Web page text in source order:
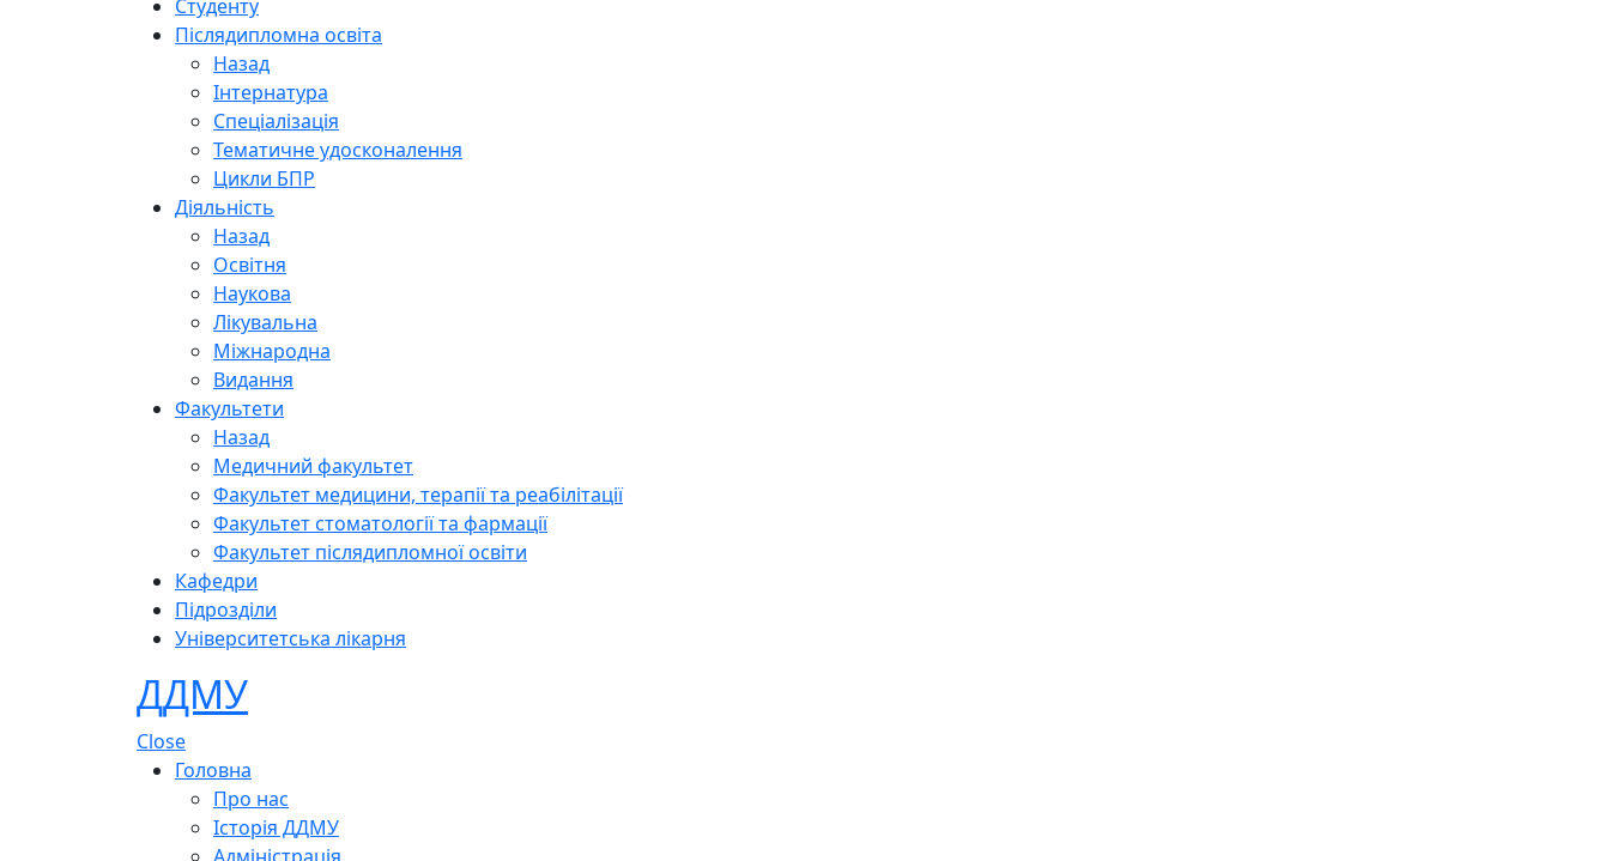
Студенту
Післядипломна освіта
Назад
Інтернатура
Спеціалізація
Тематичне удосконалення
Цикли БПР
Діяльність
Назад
Освітня
Наукова
Лікувальна
Міжнародна
Видання
Факультети
Назад
Медичний факультет
Факультет медицини, терапії та реабілітації
Факультет стоматології та фармації
Факультет післядипломної освіти
Кафедри
Підрозділи
Університетська лікарня
ДДМУ
Close
Головна
Про нас
Історія ДДМУ